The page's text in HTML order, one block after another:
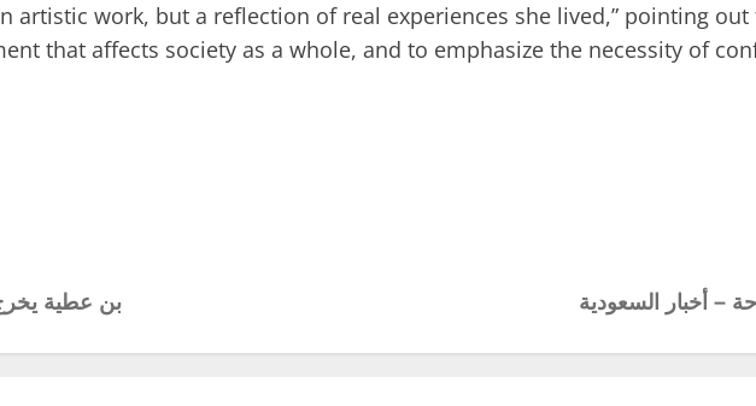
artistic work, but a reflection of real experiences she lived,” pointing
that affects society as a whole, and to emphasize the necessity of
– أخبار السعودية
بن عطية